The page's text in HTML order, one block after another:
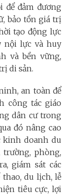
để đảm đương
bảo tồn giá trị
tạo động lực
nội lực và huy
và bền vững,
di sản.
an toàn để
công tác giáo
dân cư trong
đó nâng cao
kinh doanh du
phòng,
giám sát các
du lịch, lễ
tiêu cực, lợi